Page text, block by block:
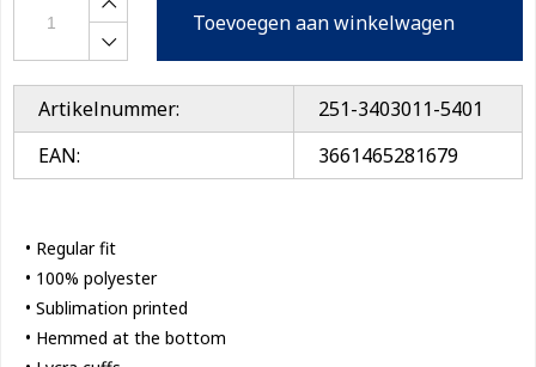
Toevoegen aan winkelwagen
Artikelnummer:
251-3403011-5401
EAN:
3661465281679
• Regular fit
• 100% polyester
• Sublimation printed
• Hemmed at the bottom